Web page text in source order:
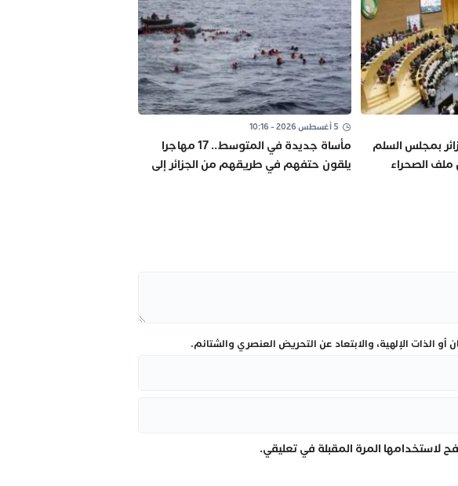
بمجلس السلم
ملف الصحراء
5 أغسطس 2026 - 10:16
مأساة جديدة في المتوسط.. 17 مهاجرا
يلقون حتفهم في طريقهم من الجزائر إلى
الذات الإلهية، والابتعاد عن التحريض العنصري والشتائم.
لاستخدامها المرة المقبلة في تعليقي.